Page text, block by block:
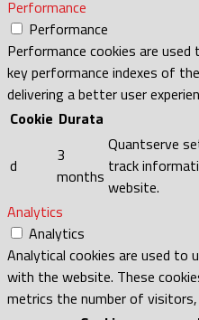
Performance
Performance
Performance cookies are
key performance indexes of
delivering a better user
Cookie Durata
d
3
months
Quantserve
track
website.
Analytics
Analytics
Analytical cookies are used to
with the website. These
metrics the number of